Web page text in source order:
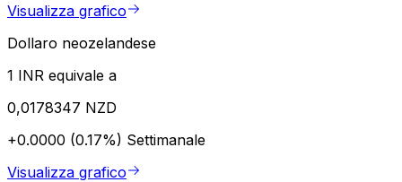
Visualizza grafico
Dollaro neozelandese
1 INR equivale a
0,0178347 NZD
+0.0000 (0.17%) Settimanale
Visualizza grafico